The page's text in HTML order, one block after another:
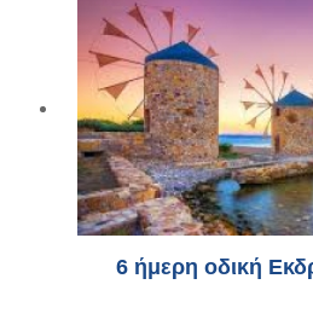
6 ήμερη οδική